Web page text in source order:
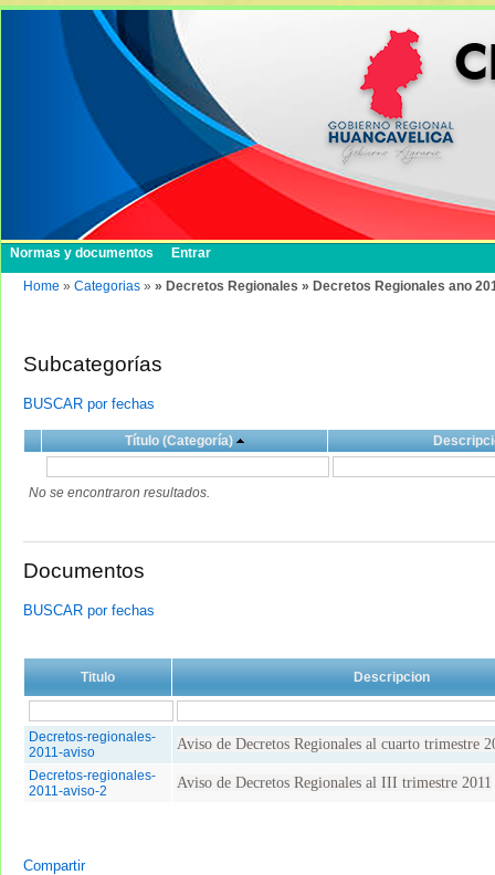
Normas y documentos Entrar
Home » Categorias » » Decretos Regionales » Decretos Regionales ano
Subcategorías
BUSCAR por fechas
Título (Categoría)
No se encontraron resultados.
Documentos
BUSCAR por fechas
Titulo Descripcion
Decretos-regionales-
2011-aviso
Aviso de Decretos Regionales al cuarto trimestre
Decretos-regionales-
2011-aviso-2
Aviso de Decretos Regionales al III trimestre 2011
Compartir